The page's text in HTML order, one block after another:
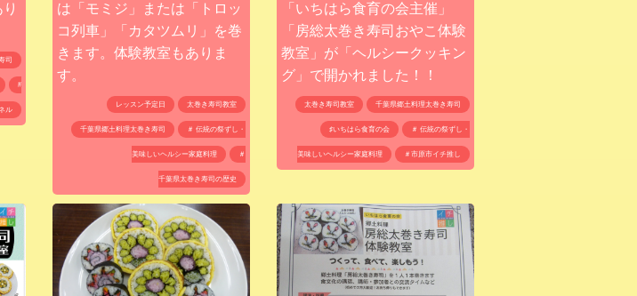
司
#
ル
は「モミジ」または「トロッ
コ列車」「カタツムリ」を巻
きます。体験教室もありま
す。
レッスン予定日 太巻き寿司教室
千葉県郷土料理太巻き寿司 ＃ 伝統の祭ずし・
美味しいヘルシー家庭料理 ＃
千葉県太巻き寿司の歴史
「いちはら食育の会主催」
「房総太巻き寿司おやこ体験
教室」が「ヘルシークッキン
グ」で開かれました！！
太巻き寿司教室 千葉県郷土料理太巻き寿司
♯いちはら食育の会 ＃ 伝統の祭ずし・
美味しいヘルシー家庭料理 ＃市原市イチ推し